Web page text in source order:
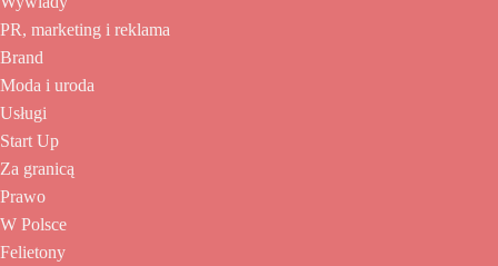
PR, marketing i reklama
Brand
Moda i uroda
Usługi
Start Up
Za granicą
Prawo
W Polsce
Felietony